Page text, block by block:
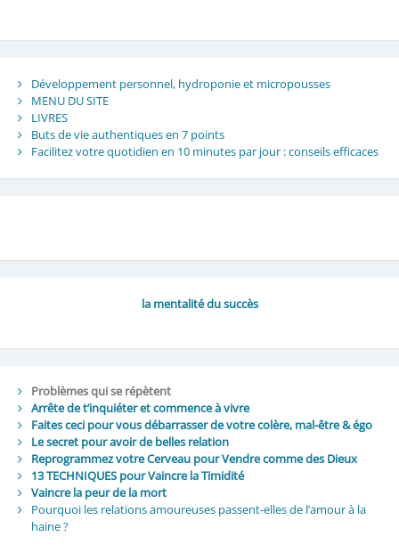
Développement personnel, hydroponie et micropousses
MENU DU SITE
LIVRES
Buts de vie authentiques en 7 points
Facilitez votre quotidien en 10 minutes par jour : conseils efficaces
la mentalité du succès
Problèmes qui se répètent
Arrête de t’inquiéter et commence à vivre
Faites ceci pour vous débarrasser de votre colère, mal-être & égo
Le secret pour avoir de belles relation
Reprogrammez votre Cerveau pour Vendre comme des Dieux
13 TECHNIQUES pour Vaincre la Timidité
Vaincre la peur de la mort
Pourquoi les relations amoureuses passent-elles de l’amour à la
haine ?